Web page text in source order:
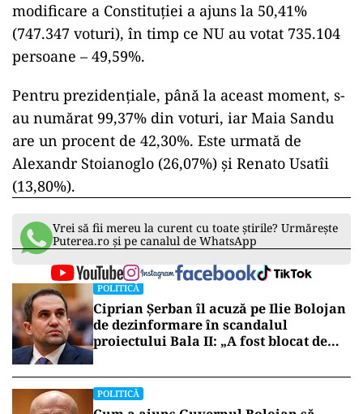
modificare a Constituției a ajuns la 50,41%
(747.347 voturi), în timp ce NU au votat 735.104
persoane – 49,59%.
Pentru prezidențiale, până la aceast moment, s-
au numărat 99,37% din voturi, iar Maia Sandu
are un procent de 42,30%. Este urmată de
Alexandr Stoianoglo (26,07%) și Renato Usatîi
(13,80%).
Vrei să fii mereu la curent cu toate știrile? Urmărește
Puterea.ro și pe canalul de WhatsApp
POLITICĂ
Ciprian Șerban îl acuză pe Ilie Bolojan
de dezinformare în scandalul
proiectului Bala II: „A fost blocat de
POLITICĂ